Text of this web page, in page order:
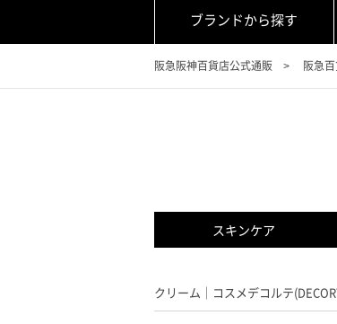
ブランドから探す
阪急阪神百貨店公式通販 阪急
スキンケア
美容液
フェイスパウダー
マスカラ
クリーム｜コスメデコルテ